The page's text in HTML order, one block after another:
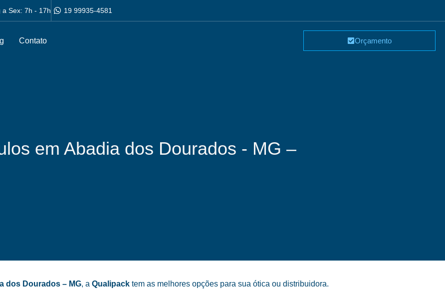
a Sex: 7h - 17h 19 99935-4581
Contato Orçamento
em Abadia dos Dourados - MG –
dos Dourados – MG, a Qualipack tem as melhores opções para sua ótica ou distribuidora.